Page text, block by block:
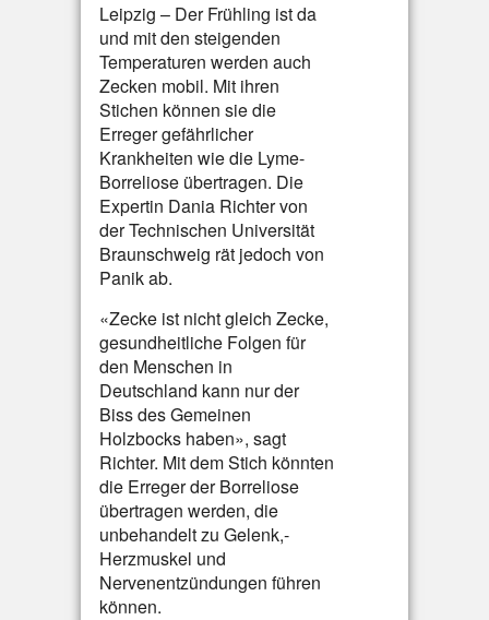
Leipzig – Der Frühling ist da
und mit den steigenden
Temperaturen werden auch
Zecken mobil. Mit ihren
Stichen können sie die
Erreger gefährlicher
Krankheiten wie die Lyme-
Borreliose übertragen. Die
Expertin Dania Richter von
der Technischen Universität
Braunschweig rät jedoch von
Panik ab.
«Zecke ist nicht gleich Zecke,
gesundheitliche Folgen für
den Menschen in
Deutschland kann nur der
Biss des Gemeinen
Holzbocks haben», sagt
Richter. Mit dem Stich könnten
die Erreger der Borreliose
übertragen werden, die
unbehandelt zu Gelenk,-
Herzmuskel und
Nervenentzündungen führen
können.